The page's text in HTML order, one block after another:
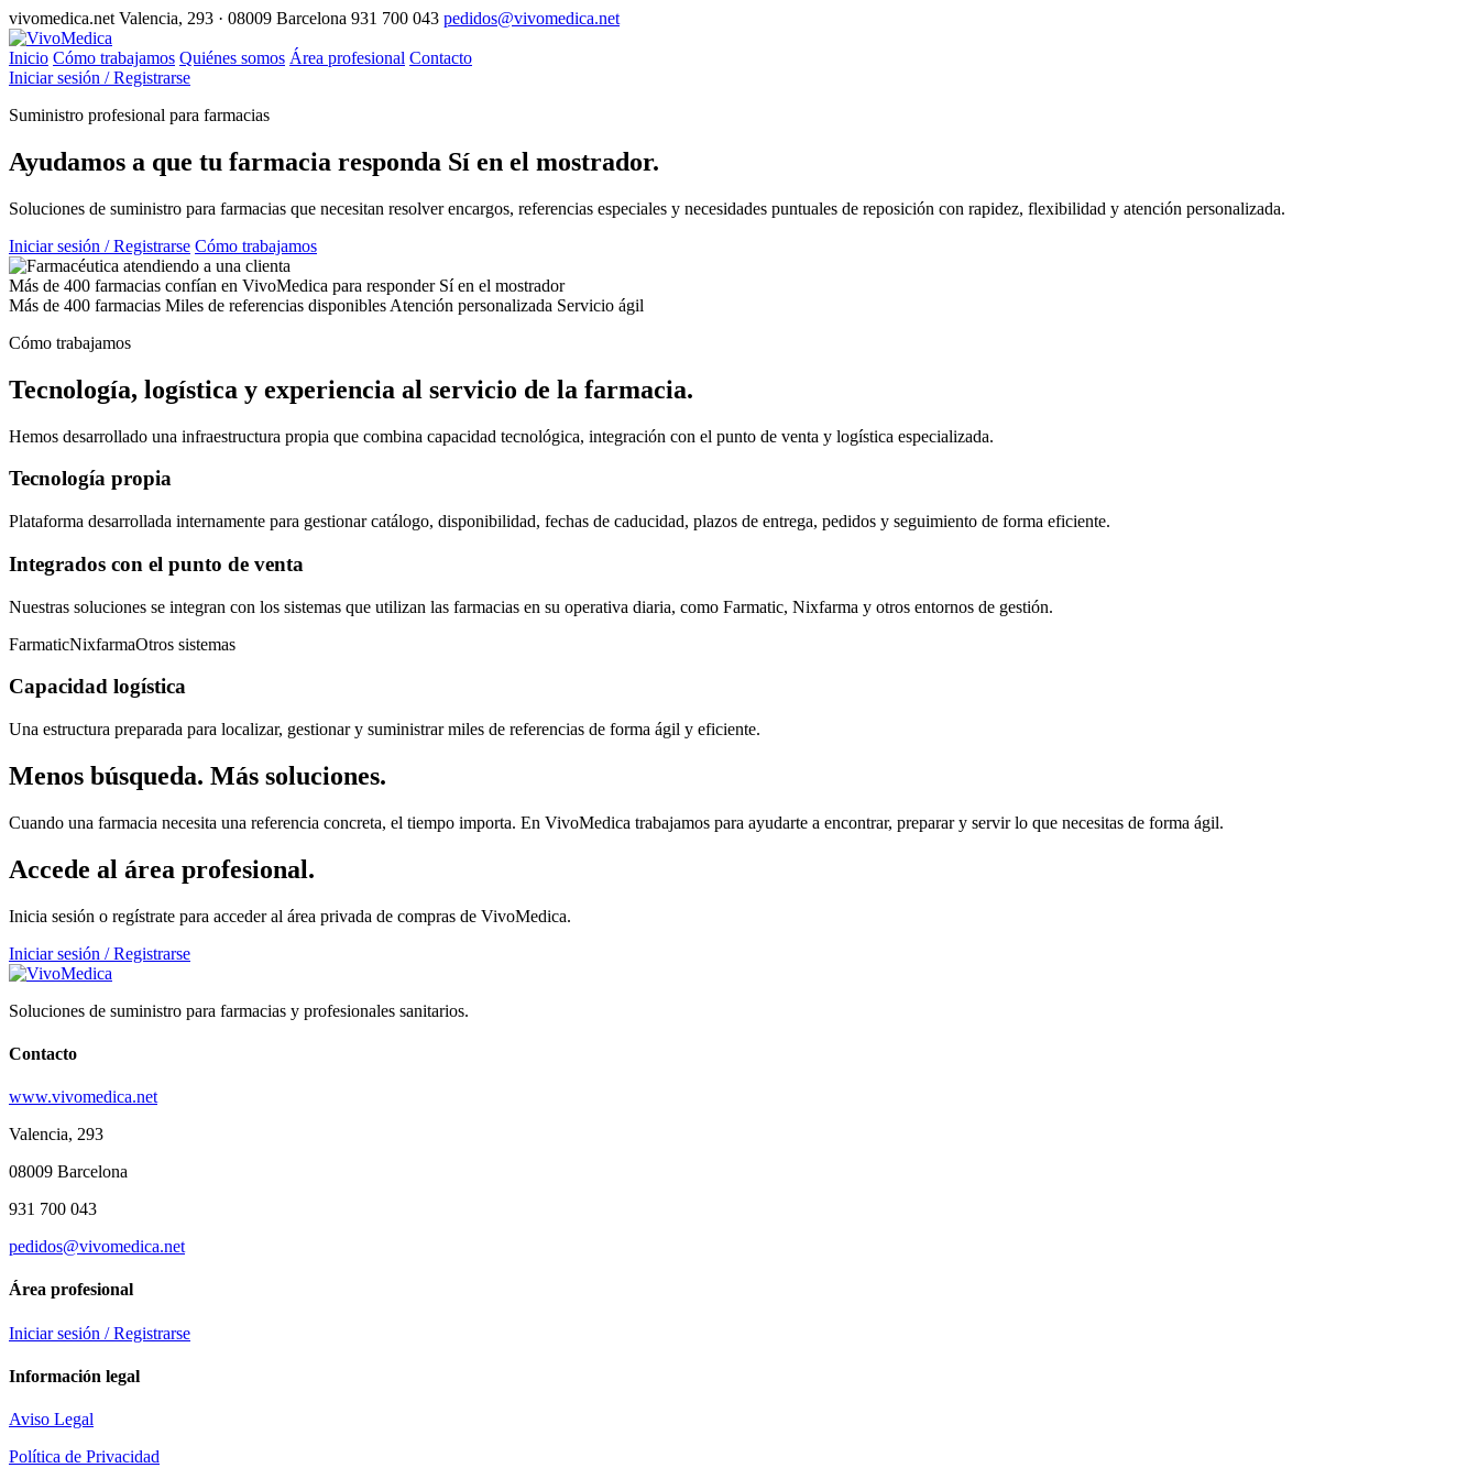
vivomedica.net Valencia, 293 · 08009 Barcelona 931 700 043 pedidos@vivomedica.net
Inicio Cómo trabajamos Quiénes somos Área profesional Contacto
Iniciar sesión / Registrarse
Suministro profesional para farmacias
Ayudamos a que tu farmacia responda Sí en el mostrador.
Soluciones de suministro para farmacias que necesitan resolver encargos, referencias especiales y necesidades puntuales de reposición con rapidez, flexibilidad y atención personalizada.
Iniciar sesión / Registrarse Cómo trabajamos
Más de 400 farmacias confían en VivoMedica para responder Sí en el mostrador
Más de 400 farmacias Miles de referencias disponibles Atención personalizada Servicio ágil
Cómo trabajamos
Tecnología, logística y experiencia al servicio de la farmacia.
Hemos desarrollado una infraestructura propia que combina capacidad tecnológica, integración con el punto de venta y logística especializada.
Tecnología propia
Plataforma desarrollada internamente para gestionar catálogo, disponibilidad, fechas de caducidad, plazos de entrega, pedidos y seguimiento de forma eficiente.
Integrados con el punto de venta
Nuestras soluciones se integran con los sistemas que utilizan las farmacias en su operativa diaria, como Farmatic, Nixfarma y otros entornos de gestión.
FarmaticNixfarmaOtros sistemas
Capacidad logística
Una estructura preparada para localizar, gestionar y suministrar miles de referencias de forma ágil y eficiente.
Menos búsqueda. Más soluciones.
Cuando una farmacia necesita una referencia concreta, el tiempo importa. En VivoMedica trabajamos para ayudarte a encontrar, preparar y servir lo que necesitas de forma ágil.
Accede al área profesional.
Inicia sesión o regístrate para acceder al área privada de compras de VivoMedica.
Iniciar sesión / Registrarse
Soluciones de suministro para farmacias y profesionales sanitarios.
Contacto
www.vivomedica.net
Valencia, 293
08009 Barcelona
931 700 043
pedidos@vivomedica.net
Área profesional
Iniciar sesión / Registrarse
Información legal
Aviso Legal
Política de Privacidad